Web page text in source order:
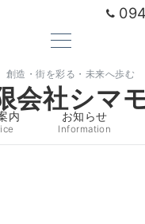
創造・街を彩る・未来へ歩む
会社シマ
内 お知らせ
Information